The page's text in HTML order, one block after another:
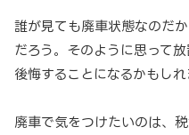
誰が見ても廃車状態なのだ
だろう。そのように思って
後悔することになるかもしれ
廃車で気をつけたいのは、税